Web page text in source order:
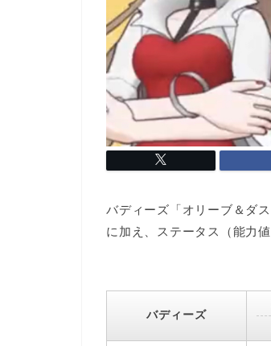
バディーズ「オリーブ＆ダ
に加え、ステータス（能力
バディーズ